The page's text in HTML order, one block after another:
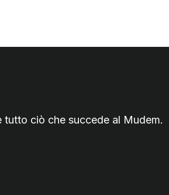
ciò che succede al Mudem.